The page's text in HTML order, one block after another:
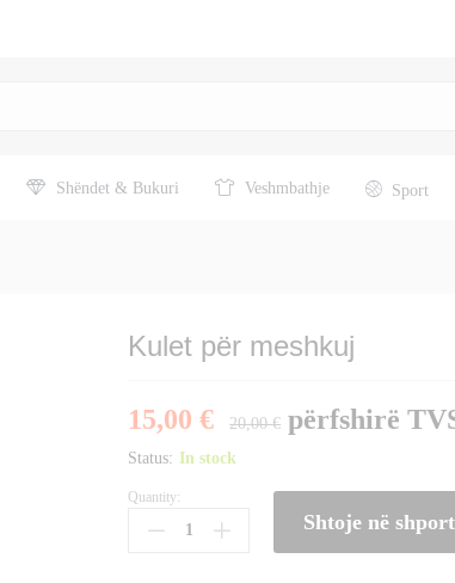
Shëndet & Bukuri Veshmbathje Sport
Kulet për meshkuj
15,00€ 20,00€ përfshirë
Status: In stock
Kulet
për
Quantity:
Shtoje në